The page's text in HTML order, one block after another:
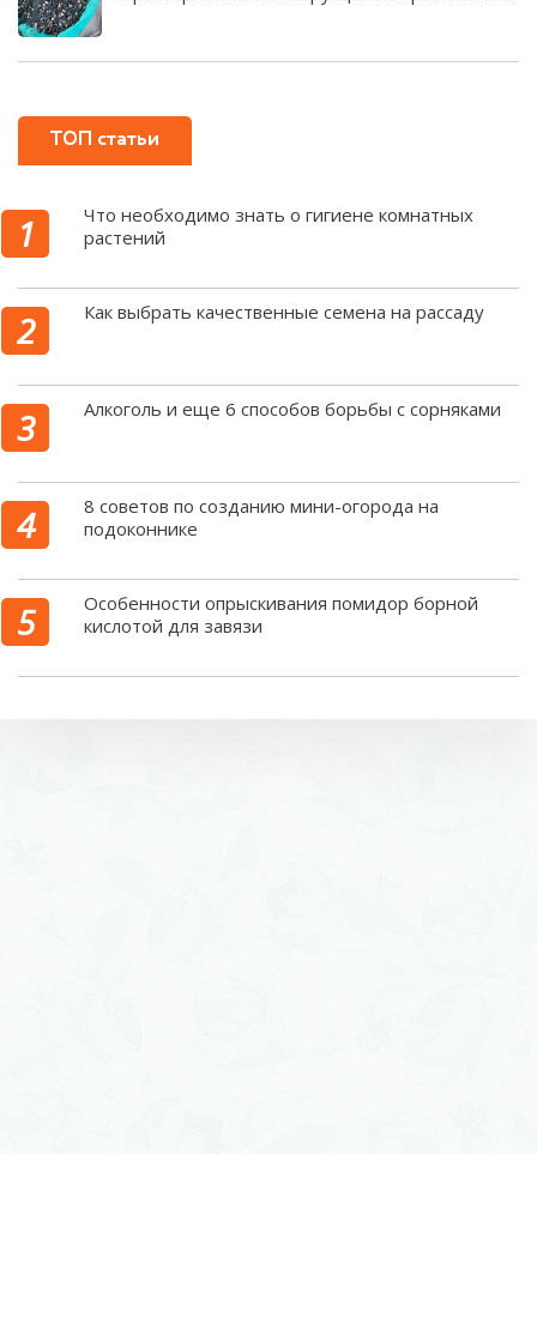
ТОП статьи
Что необходимо знать о гигиене комнатных
растений
Как выбрать качественные семена на рассаду
Алкоголь и еще 6 способов борьбы с сорняками
8 советов по созданию мини-огорода на
подоконнике
Особенности опрыскивания помидор борной
кислотой для завязи